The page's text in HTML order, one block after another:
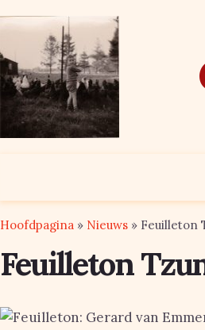
Hoofdpagina » Nieuws » Feuilleton
Feuilleton